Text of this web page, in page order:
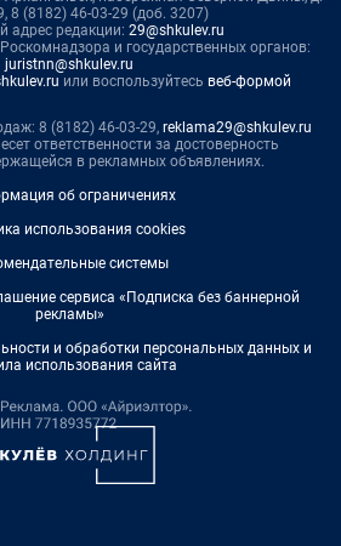
8 (8182) 46-03-29 (доб. 3207)
адрес редакции: 29@shkulev.ru
и государственных органов:
juristnn@shkulev.ru
или воспользуйтесь веб-формой
8 (8182) 46-03-29, reklama29@shkulev.ru
ответственности за достоверность
в рекламных объявлениях.
об ограничениях
использования cookies
системы
сервиса «Подписка без баннерной
рекламы»
и обработки персональных данных и
использования сайта